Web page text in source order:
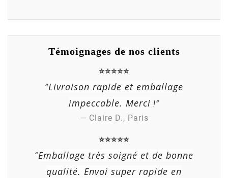
Témoignages de nos clients
⭐⭐⭐⭐⭐
“Livraison rapide et emballage
impeccable. Merci !”
— Claire D., Paris
⭐⭐⭐⭐⭐
“Emballage très soigné et de bonne
qualité. Envoi super rapide en